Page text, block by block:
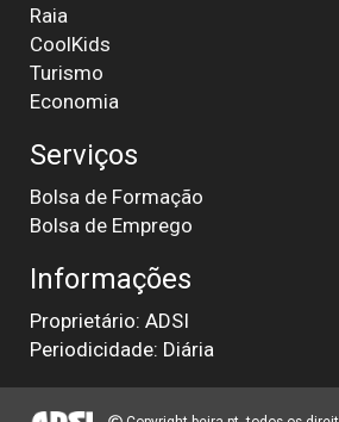
Raia
CoolKids
Turismo
Economia
Serviços
Bolsa de Formação
Bolsa de Emprego
Informações
Proprietário: ADSI
Periodicidade: Diária